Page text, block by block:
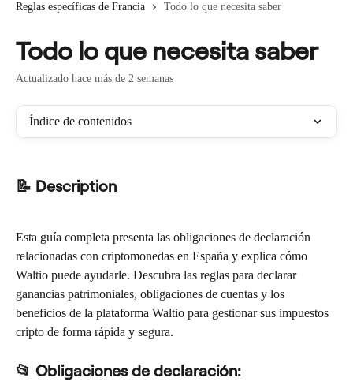
Reglas específicas de Francia
Todo lo que necesita saber
Todo lo que necesita saber
Actualizado hace más de 2 semanas
Índice de contenidos
📝 Description
Esta guía completa presenta las obligaciones de declaración
relacionadas con criptomonedas en España y explica cómo
Waltio puede ayudarle. Descubra las reglas para declarar
ganancias patrimoniales, obligaciones de cuentas y los
beneficios de la plataforma Waltio para gestionar sus impuestos
cripto de forma rápida y segura.
📂 Obligaciones de declaración: